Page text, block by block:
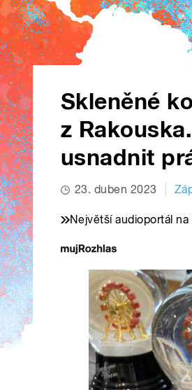
Skleněné
z
usnadnit
23. duben 2023
Největší audioportál